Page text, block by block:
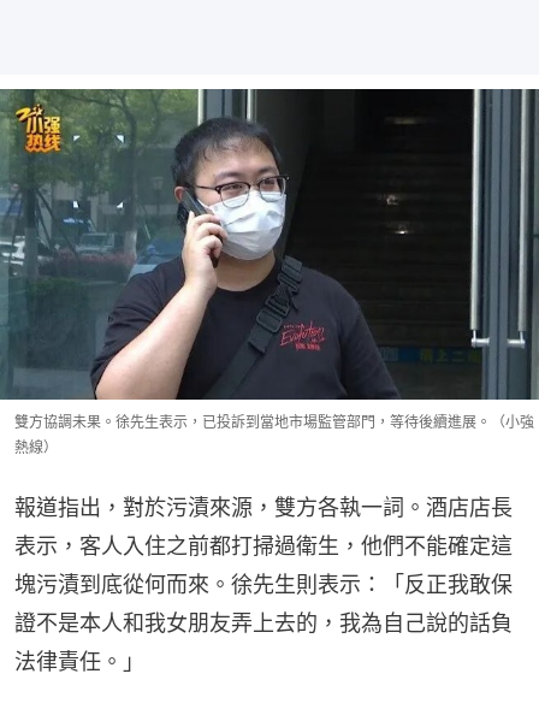
雙方協調未果。徐先生表示，已投訴到當地市場監管部門，等待後續進展。（小強
熱線）
報道指出，對於污漬來源，雙方各執一詞。酒店店長
表示，客人入住之前都打掃過衛生，他們不能確定這
塊污漬到底從何而來。徐先生則表示：「反正我敢保
證不是本人和我女朋友弄上去的，我為自己說的話負
法律責任。」